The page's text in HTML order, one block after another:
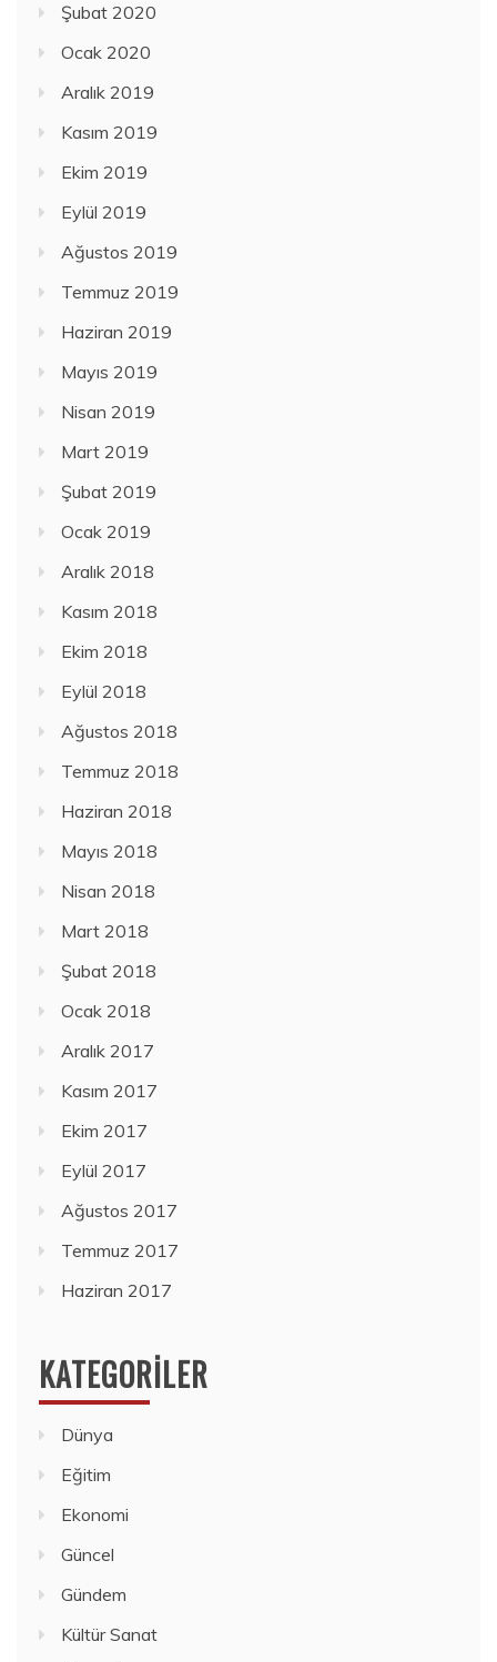
Şubat 2020
Ocak 2020
Aralık 2019
Kasım 2019
Ekim 2019
Eylül 2019
Ağustos 2019
Temmuz 2019
Haziran 2019
Mayıs 2019
Nisan 2019
Mart 2019
Şubat 2019
Ocak 2019
Aralık 2018
Kasım 2018
Ekim 2018
Eylül 2018
Ağustos 2018
Temmuz 2018
Haziran 2018
Mayıs 2018
Nisan 2018
Mart 2018
Şubat 2018
Ocak 2018
Aralık 2017
Kasım 2017
Ekim 2017
Eylül 2017
Ağustos 2017
Temmuz 2017
Haziran 2017
KATEGORILER
Dünya
Eğitim
Ekonomi
Güncel
Gündem
Kültür Sanat